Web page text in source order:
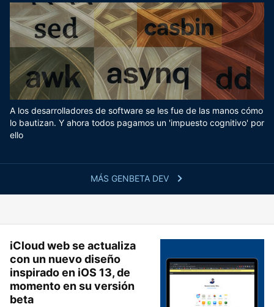
MÁS GENBETA DEV
A los desarrolladores de software se les fue de las manos cómo
lo bautizan. Y ahora todos pagamos un 'impuesto cognitivo' por
ello
iCloud web se actualiza
con un nuevo diseño
inspirado en iOS 13, de
momento en su versión
beta